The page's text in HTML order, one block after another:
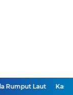
Kasatresnarkoba